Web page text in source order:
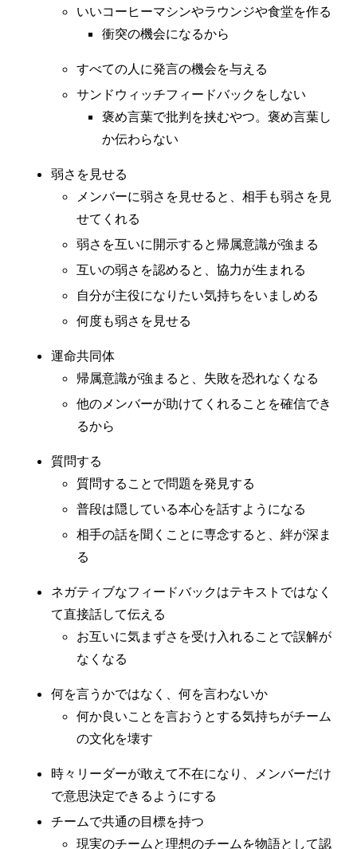
いいコーヒーマシンやラウンジや食堂を作る
衝突の機会になるから
すべての人に発言の機会を与える
サンドウィッチフィードバックをしない
褒め言葉で批判を挟むやつ。褒め言葉し
か伝わらない
弱さを見せる
メンバーに弱さを見せると、相手も弱さを見
せてくれる
弱さを互いに開示すると帰属意識が強まる
互いの弱さを認めると、協力が生まれる
自分が主役になりたい気持ちをいましめる
何度も弱さを見せる
運命共同体
帰属意識が強まると、失敗を恐れなくなる
他のメンバーが助けてくれることを確信でき
るから
質問する
質問することで問題を発見する
普段は隠している本心を話すようになる
相手の話を聞くことに専念すると、絆が深ま
る
ネガティブなフィードバックはテキストではなく
て直接話して伝える
お互いに気まずさを受け入れることで誤解が
なくなる
何を言うかではなく、何を言わないか
何か良いことを言おうとする気持ちがチーム
の文化を壊す
時々リーダーが敢えて不在になり、メンバーだけ
で意思決定できるようにする
チームで共通の目標を持つ
現実のチームと理想のチームを物語として認